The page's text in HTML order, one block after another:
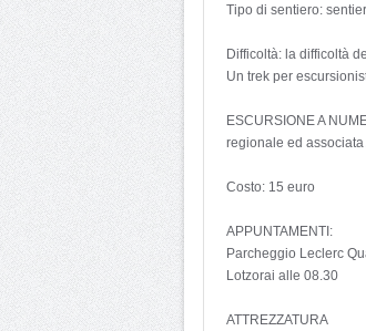
Tipo di sentiero:
Difficoltà: la difficoltà
Un trek per
ESCURSIONE A
regionale ed associata
Costo: 15 euro
APPUNTAMENTI:
Parcheggio Leclerc
Lotzorai alle 08.30
ATTREZZATURA